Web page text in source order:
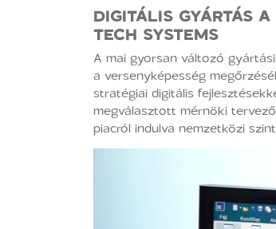
DIGITÁLIS GYÁRTÁS
TECH SYSTEMS
A mai gyorsan változó
a versenyképesség
stratégiai digitális
megválasztott mérnöki
piacról indulva nemzetközi